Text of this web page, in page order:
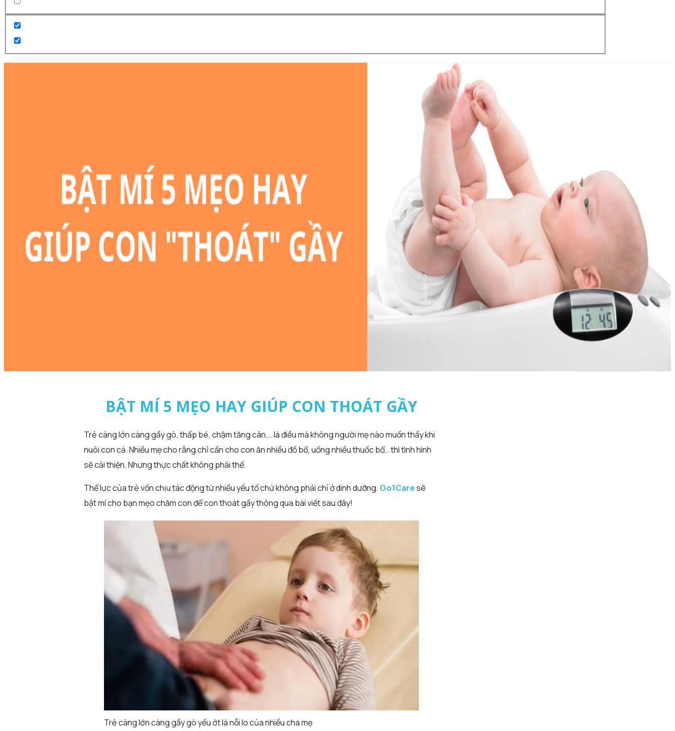
BẬT MÍ 5 MẸO HAY GIÚP CON THOÁT GẦY
Trẻ càng lớn càng gầy gò, thấp bé, chậm tăng cân,… là điều mà không người mẹ nào muốn thấy khi
nuôi con cả. Nhiều mẹ cho rằng chỉ cần cho con ăn nhiều đồ bổ, uống nhiều thuốc bổ… thì tình hình
sẽ cải thiện. Nhưng thực chất không phải thế.
Thể lực của trẻ vốn chịu tác động từ nhiều yếu tố chứ không phải chỉ ở dinh dưỡng. Go1Caresẽ
bật mí cho bạn mẹo chăm con để con thoát gầy thông qua bài viết sau đây!
Trẻ càng lớn càng gầy gò yếu ớt là nỗi lo của nhiều cha mẹ